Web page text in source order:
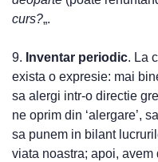
curs?„.
9. Inventar periodic. La
exista o expresie: mai
sa alergi intr-o directie
ne oprim din ‘alergare’,
sa punem in bilant
viata noastra; apoi,